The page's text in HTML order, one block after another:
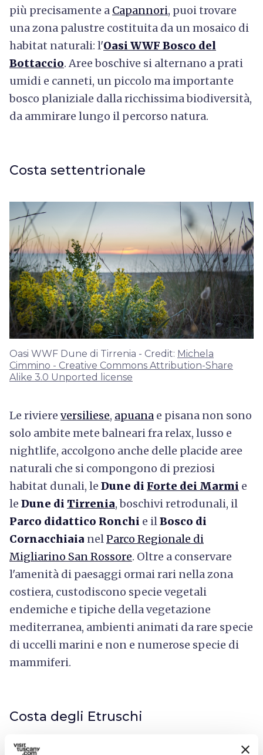
più precisamente a Capannori, puoi trovare
una zona palustre costituita da un mosaico di
habitat naturali: l'Oasi WWF Bosco del
Bottaccio. Aree boschive si alternano a prati
umidi e canneti, un piccolo ma importante
bosco planiziale dalla ricchissima biodiversità,
da ammirare lungo il percorso natura.
Costa settentrionale
Oasi WWF Dune di Tirrenia - Credit: Michela
Cimmino - Creative Commons Attribution-Share
Alike 3.0 Unported license
Le riviere versiliese, apuana e pisana non sono
solo ambite mete balneari fra relax, lusso e
nightlife, accolgono anche delle placide aree
naturali che si compongono di preziosi
habitat dunali, le Dune di Forte dei Marmi e
le Dune di Tirrenia, boschivi retrodunali, il
Parco didattico Ronchi e ilBosco di
Cornacchiaia nelParco Regionale di
Migliarino San Rossore. Oltre a conservare
l'amenità di paesaggi ormai rari nella zona
costiera, custodiscono specie vegetali
endemiche e tipiche della vegetazione
mediterranea, ambienti animati da rare specie
di uccelli marini e non e numerose specie di
mammiferi.
Costa degli Etruschi